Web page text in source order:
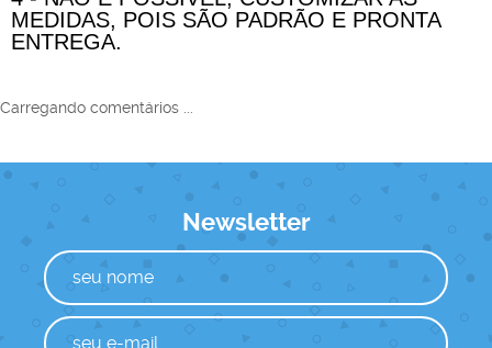
MEDIDAS, POIS SÃO PADRÃO E PRONTA
ENTREGA.
Carregando comentários ...
Newsletter